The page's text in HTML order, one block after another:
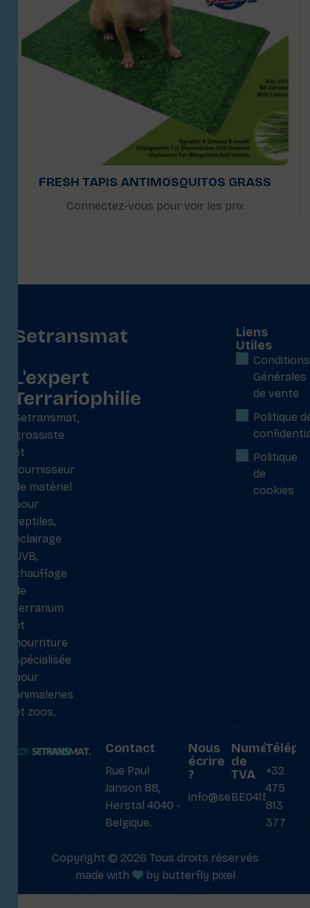
FRESH TAPIS ANTIMOSQUITOS GRASS
Connectez-vous pour voir les prix
Setransmat
L'expert
Terrariophilie
Setransmat,
grossiste
et
fournisseur
de matériel
pour
reptiles,
éclairage
UVB,
chauffage
de
terrarium
et
nourriture
spécialisée
pour
animaleries
et zoos.
Liens
Utiles
Conditions
Générales
de vente
Politique
Politique
de
cookies
Contact
Rue Paul
Janson 88,
Herstal 4040 -
Belgique.
Nous
écrire
?
info@setransmat.com
Numéro
de
TVA
BE0415027069
+32
475
813
377
Copyright © 2026 Tous droits réservés
made with
by butterfly pixel